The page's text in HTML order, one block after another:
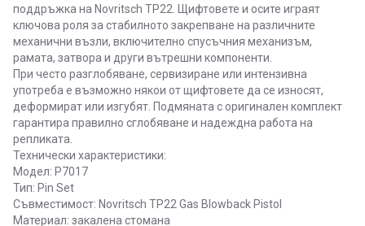
поддръжка на Novritsch TP22. Щифтовете и осите играят
ключова роля за стабилното закрепване на различните
механични възли, включително спусъчния механизъм,
рамата, затвора и други вътрешни компоненти.
При често разглобяване, сервизиране или интензивна
употреба е възможно някои от щифтовете да се износят,
деформират или изгубят. Подмяната с оригинален комплект
гарантира правилно сглобяване и надеждна работа на
репликата.
Технически характеристики:
Модел: P7017
Тип: Pin Set
Съвместимост: Novritsch TP22 Gas Blowback Pistol
Материал: закалена стомана